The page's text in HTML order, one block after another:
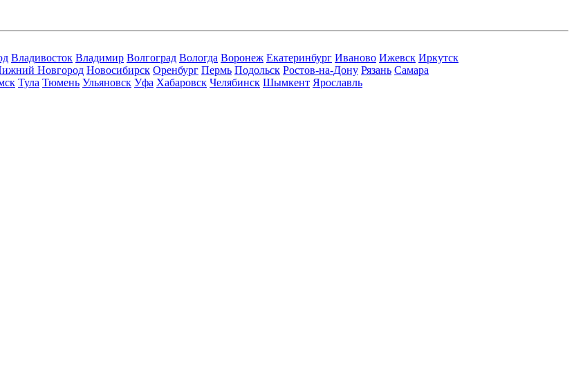
Владивосток Владимир Волгоград Вологда Воронеж Екатеринбург Иваново Ижевск Иркутск
Новгород Новосибирск Оренбург Пермь Подольск Ростов-на-Дону Рязань Самара
Тула Тюмень Ульяновск Уфа Хабаровск Челябинск Шымкент Ярославль